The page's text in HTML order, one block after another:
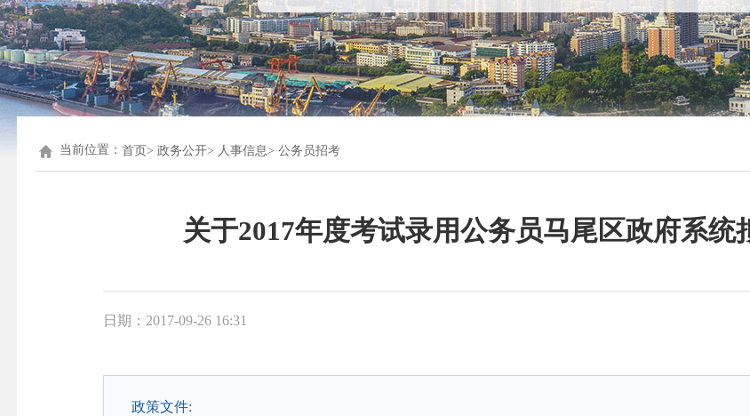
当前位置：首页 政务公开 人事信息 公务员招考
关于2017年度考试录用公务员马尾区政府系统
日期：2017-09-26 16:31
政策文件: